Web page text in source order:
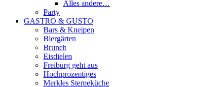
Alles andere…
Party
GASTRO & GUSTO
Bars & Kneipen
Biergärten
Brunch
Eisdielen
Freiburg geht aus
Hochprozentiges
Merkles Sterneküche